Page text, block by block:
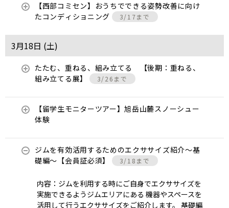
【西部コミセン】おうちでできる姿勢改善に向け
たコンディショニング
3/17まで
3月18日 (土)
たたむ、重ねる、組み立てる 【後期：重ねる、
組み立てる展】
3/26まで
【留学生モニターツアー】旭岳山麓スノーシュー
体験
ジムを有効活用するためのエクササイズ紹介〜基
礎編〜【会員証必須】
3/18まで
内容：ジムを利用する時にご自身でエクササイズを
実施できるようジムエリアにある 機器やスペースを
活用して行うエクササイズをご紹介します。 基礎編